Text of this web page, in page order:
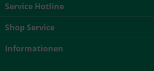
Service Hotline
Shop Service
Informationen